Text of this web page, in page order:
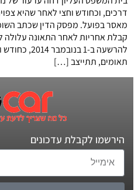
דרכים, וכחודש וחצי לאחר שהיא
מאסר בפועל. מפסק הדין שכתב
קבלת אחריות לאחר התאונה עלולה
להרשעה ב-1
תאומים, תתייצב […]
הירשמו לקבלת עדכונים